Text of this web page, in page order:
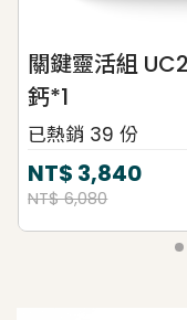
關鍵靈活組
鈣*1
已熱銷 39 份
NT$ 3,840
NT$ 6,080